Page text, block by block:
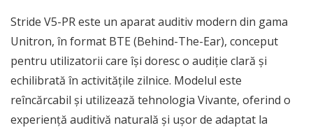
Stride V5-PR este un aparat auditiv modern din gama
Unitron, în format BTE (Behind-The-Ear), conceput
pentru utilizatorii care își doresc o audiție clară și
echilibrată în activitățile zilnice. Modelul este
reîncărcabil și utilizează tehnologia Vivante, oferind o
experiență auditivă naturală și ușor de adaptat la